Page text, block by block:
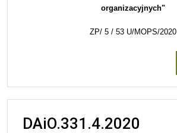
organizacyjnych"
ZP/ 5 / 53 U/MOPS/2020
DAiO.331.4.2020